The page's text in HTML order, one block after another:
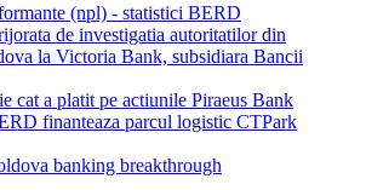
(npl) - statistici BERD
de investigatia autoritatilor din
la Victoria Bank, subsidiara Bancii
cat a platit pe actiunile Piraeus Bank
finanteaza parcul logistic CTPark
banking breakthrough